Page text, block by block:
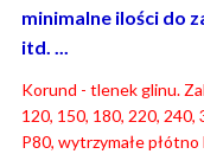
minimalne ilości do
itd. ...
Korund - tlenek glinu.
120, 150, 180, 220,
P80, wytrzymałe